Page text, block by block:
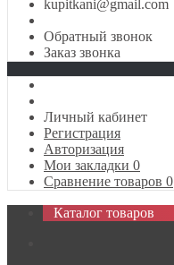
kupitkani@gmail.com
Обратный звонок
Заказ звонка
Личный кабинет
Регистрация
Авторизация
Мои закладки 0
Сравнение товаров 0
Каталог товаров